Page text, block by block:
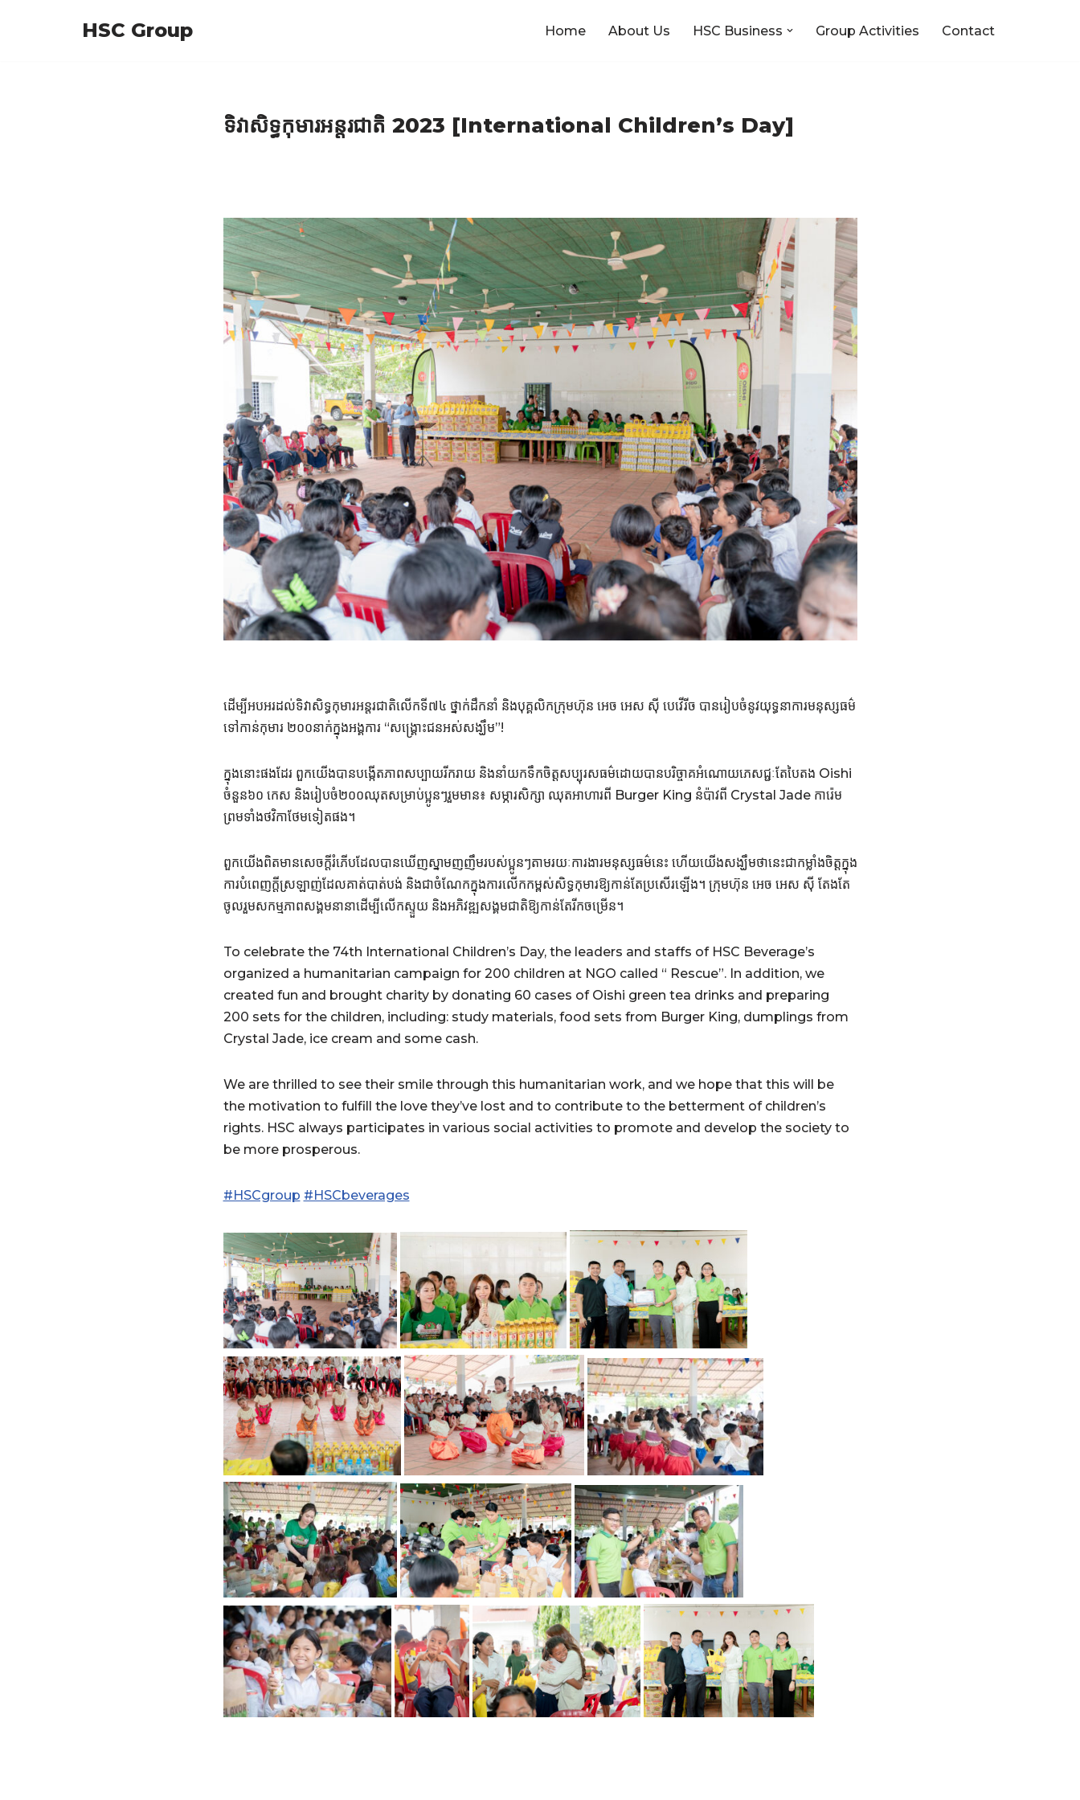
HSC Group Home About Us HSC Business Group Activities Contact
ទិវាសិទ្ធកុមារអន្តរជាតិ 2023 [International Children’s Day]
ដើម្បីអបអរដល់ទិវាសិទ្ធកុមារអន្តរជាតិលើកទី៧៤ ថ្នាក់ដឹកនាំ និងបុគ្គលិកក្រុមហ៊ុន អេច អេស ស៊ី បេវើរីច បានរៀបចំនូវយុទ្ធនាការមនុស្សធម៌
ទៅកាន់កុមារ ២០០នាក់ក្នុងអង្គការ “សង្គ្រោះជនអស់សង្ឃឹម”!
ក្នុងនោះផងដែរ ពួកយើងបានបង្កើតភាពសប្បាយរីករាយ និងនាំយកទឹកចិត្ដសប្បុរសធម៌ដោយបានបរិច្ចាគអំណោយភេសជ្ជៈតែបៃតង Oishi
ចំនួន៦០ កេស និងរៀបចំ២០០ឈុតសម្រាប់ប្អូនៗរួមមាន៖ សម្ភារសិក្សា ឈុតអាហារពី Burger King នំប៉ាវពី Crystal Jade ការ៉េម
ព្រមទាំងថវិកាថែមទៀតផង។
ពួកយើងពិតមានសេចក្ដីរំភើបដែលបានឃើញស្នាមញញឹមរបស់ប្អូនៗតាមរយៈការងារមនុស្សធម៌នេះ ហើយយើងសង្ឃឹមថានេះជាកម្លាំងចិត្ដក្នុង
ការបំពេញក្ដីស្រឡាញ់ដែលគាត់បាត់បង់ និងជាចំណែកក្នុងការលើកកម្ពស់សិទ្ធកុមារឱ្យកាន់តែប្រសើរឡើង។ ក្រុមហ៊ុន អេច អេស ស៊ី តែងតែ
ចូលរួមសកម្មភាពសង្គមនានាដើម្បីលើកស្ទួយ និងអភិវឌ្ឍសង្គមជាតិឱ្យកាន់តែរីកចម្រើន។
To celebrate the 74th International Children’s Day, the leaders and staffs of HSC Beverage’s
organized a humanitarian campaign for 200 children at NGO called “ Rescue”. In addition, we
created fun and brought charity by donating 60 cases of Oishi green tea drinks and preparing
200 sets for the children, including: study materials, food sets from Burger King, dumplings from
Crystal Jade, ice cream and some cash.
We are thrilled to see their smile through this humanitarian work, and we hope that this will be
the motivation to fulfill the love they’ve lost and to contribute to the betterment of children’s
rights. HSC always participates in various social activities to promote and develop the society to
be more prosperous.
#HSCgroup #HSCbeverages